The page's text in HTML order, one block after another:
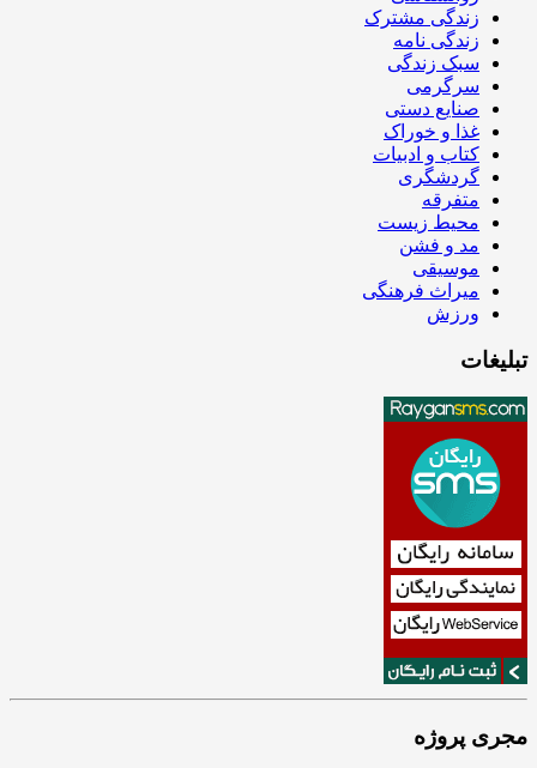
زندگی مشترک
زندگی نامه
سبک زندگی
سرگرمی
صنایع دستی
غذا و خوراک
کتاب و ادبیات
گردشگری
متفرقه
محیط زیست
مد و فشن
موسیقی
میراث فرهنگی
ورزش
تبلیغات
مجری پروژه